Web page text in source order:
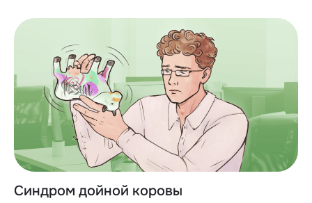
Синдром дойной коровы